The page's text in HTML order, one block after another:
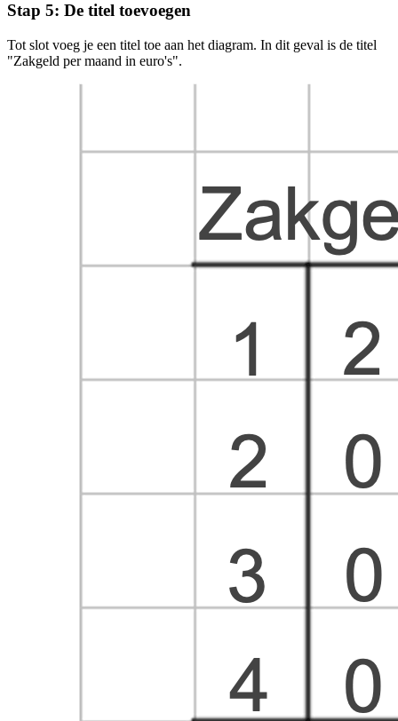
Stap 5: De titel toevoegen
Tot slot voeg je een titel toe aan het diagram. In dit geval is de titel
"Zakgeld per maand in euro's".